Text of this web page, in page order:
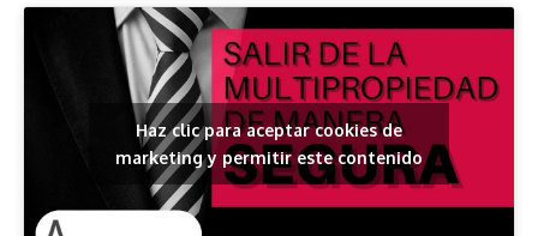
Haz clic para aceptar cookies de
marketing y permitir este contenido